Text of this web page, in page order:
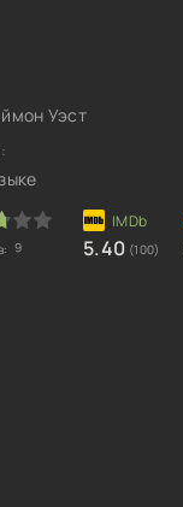
Уэст
9 5.40 (100)